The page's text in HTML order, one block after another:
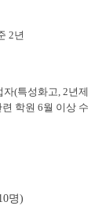
2년
자(특성화고, 2년제
학원 6월 이상 수
명)